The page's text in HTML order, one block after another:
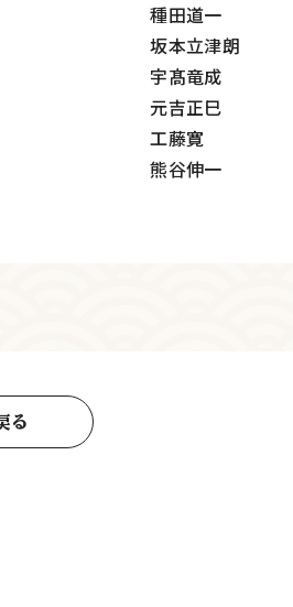
種田道一
坂本立津朗
宇髙竜成
元吉正巳
工藤寛
熊谷伸一
る